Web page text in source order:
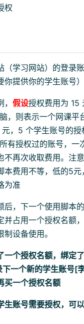
权
（学习网站）的登录
提供你的学生账号）
假设授权费用为 15
，则表示一个网课平
，5 个学生账号的授
有授权过的账号，一
不再次收取费用。注
本费用不等，低的5
为准
后，下一个使用脚本
并占用一个授权名额，
设备使用。
一个授权名额，绑定
一个新的学生账号[
买一个授权名额
生账号需要授权，可